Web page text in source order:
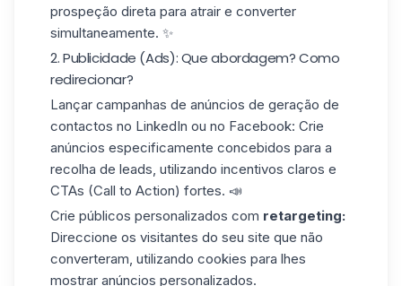
prospeção direta para atrair e converter
simultaneamente. ✨
2. Publicidade (Ads): Que abordagem? Como
redirecionar?
Lançar campanhas de anúncios de geração de
contactos no LinkedIn ou no Facebook: Crie
anúncios especificamente concebidos para a
recolha de leads, utilizando incentivos claros e
CTAs (Call to Action) fortes. 📣
Crie públicos personalizados com retargeting:
Direccione os visitantes do seu site que não
converteram, utilizando cookies para lhes
mostrar anúncios personalizados.